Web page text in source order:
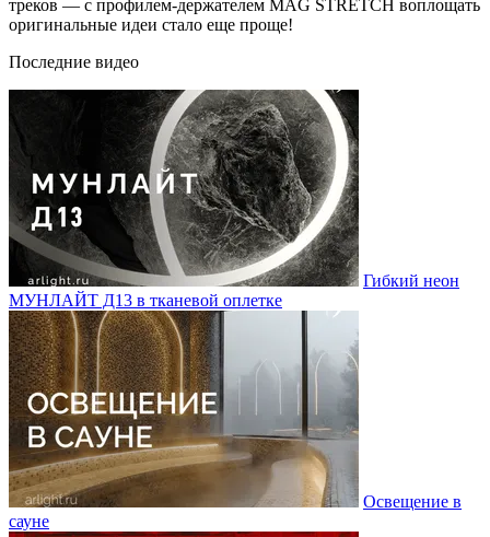
треков — с профилем-держателем MAG STRETCH воплощать
оригинальные идеи стало еще проще!
Последние видео
Гибкий неон
МУНЛАЙТ Д13 в тканевой оплетке
Освещение в
сауне